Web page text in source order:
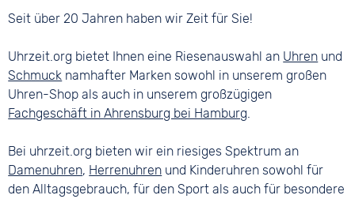
Seit über 20 Jahren haben wir Zeit für Sie!
Uhrzeit.org bietet Ihnen eine Riesenauswahl an Uhren und
Schmuck namhafter Marken sowohl in unserem großen
Uhren-Shop als auch in unserem großzügigen
Fachgeschäft in Ahrensburg bei Hamburg.
Bei uhrzeit.org bieten wir ein riesiges Spektrum an
Damenuhren, Herrenuhren und Kinderuhren sowohl für
den Alltagsgebrauch, für den Sport als auch für besondere